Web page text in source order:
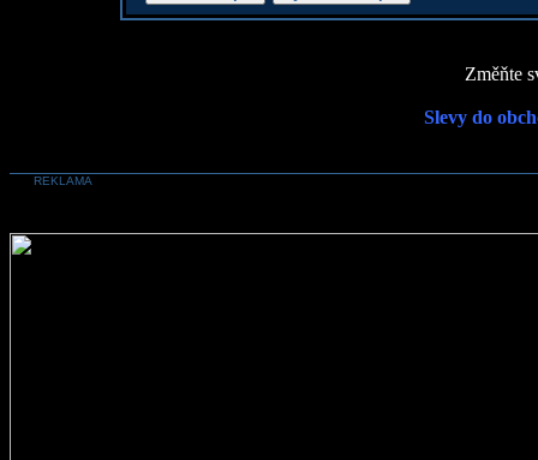
Změňte
Slevy do
REKLAMA